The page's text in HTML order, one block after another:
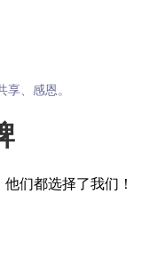
、感恩。
们都选择了我们！